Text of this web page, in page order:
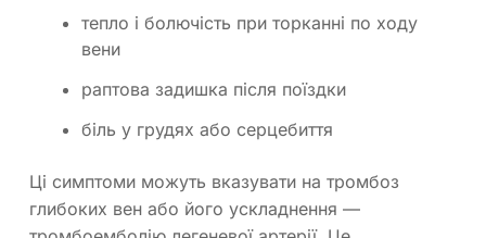
тепло і болючість при торканні по ходу
вени
раптова задишка після поїздки
біль у грудях або серцебиття
Ці симптоми можуть вказувати на тромбоз
глибоких вен або його ускладнення —